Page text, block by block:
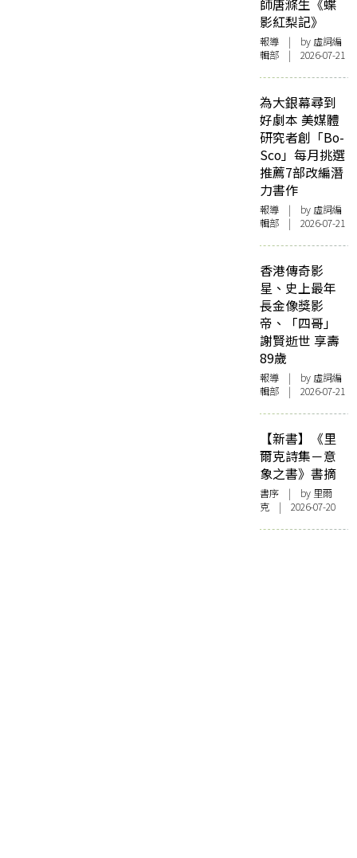
師唐滌生《蝶
影紅梨記》
報導 | by 虛詞編
輯部 | 2026-07-21
為大銀幕尋到
好劇本 美媒體
研究者創「Bo-
Sco」每月挑選
推薦7部改編潛
力書作
報導 | by 虛詞編
輯部 | 2026-07-21
香港傳奇影
星、史上最年
長金像獎影
帝、「四哥」
謝賢逝世 享壽
89歲
報導 | by 虛詞編
輯部 | 2026-07-21
【新書】《里
爾克詩集－意
象之書》書摘
書序 | by 里爾
克 | 2026-07-20